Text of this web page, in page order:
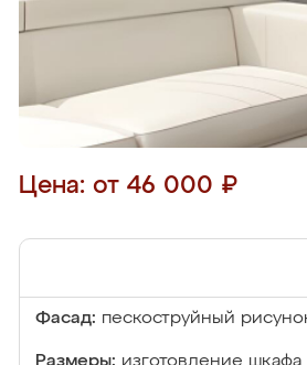
Цена: от 46 000 ₽
Фасад: пескоструйный